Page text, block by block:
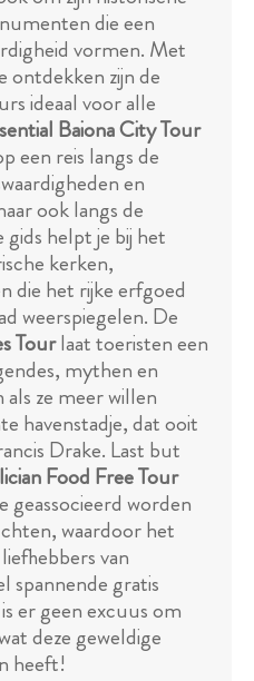
die een
vormen. Met
ontdekken zijn de
ideaal voor alle
Baiona City Tour
een reis langs de
en
ook langs de
helpt je bij het
kerken,
die het rijke erfgoed
weerspiegelen. De
Tourlaat toeristen een
mythen en
ze meer willen
havenstadje, dat ooit
Drake. Last but
Food Free Tour
worden
waardoor het
van
spannende gratis
er geen excuus om
deze geweldige
heeft!